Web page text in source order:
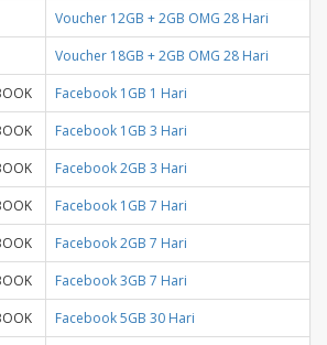
Voucher 12GB + 2GB OMG 28 Hari
Voucher 18GB + 2GB OMG 28 Hari
Facebook 1GB 1 Hari
Facebook 1GB 3 Hari
Facebook 2GB 3 Hari
Facebook 1GB 7 Hari
Facebook 2GB 7 Hari
Facebook 3GB 7 Hari
Facebook 5GB 30 Hari